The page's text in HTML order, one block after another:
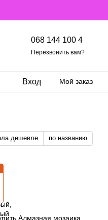
068 144 100 4
Перезвонить вам?
Вход Мой заказ
дешевле по названию